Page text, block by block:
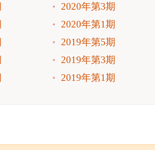
2020年第3期
2020年第1期
2019年第5期
2019年第3期
2019年第1期